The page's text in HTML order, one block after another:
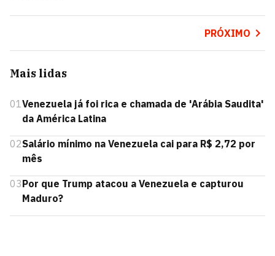
PRÓXIMO
Mais lidas
01Venezuela já foi rica e chamada de 'Arábia Saudita'
da América Latina
02Salário mínimo na Venezuela cai para R$ 2,72 por
mês
03Por que Trump atacou a Venezuela e capturou
Maduro?